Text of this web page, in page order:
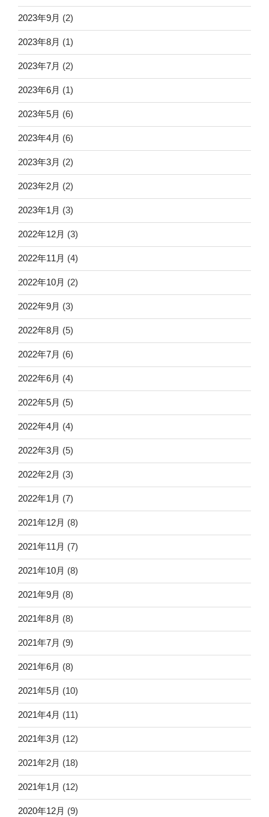
2023年9月 (2)
2023年8月 (1)
2023年7月 (2)
2023年6月 (1)
2023年5月 (6)
2023年4月 (6)
2023年3月 (2)
2023年2月 (2)
2023年1月 (3)
2022年12月 (3)
2022年11月 (4)
2022年10月 (2)
2022年9月 (3)
2022年8月 (5)
2022年7月 (6)
2022年6月 (4)
2022年5月 (5)
2022年4月 (4)
2022年3月 (5)
2022年2月 (3)
2022年1月 (7)
2021年12月 (8)
2021年11月 (7)
2021年10月 (8)
2021年9月 (8)
2021年8月 (8)
2021年7月 (9)
2021年6月 (8)
2021年5月 (10)
2021年4月 (11)
2021年3月 (12)
2021年2月 (18)
2021年1月 (12)
2020年12月 (9)